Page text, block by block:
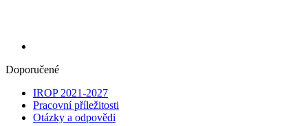
Doporučené
IROP 2021-2027
Pracovní příležitosti
Otázky a odpovědi